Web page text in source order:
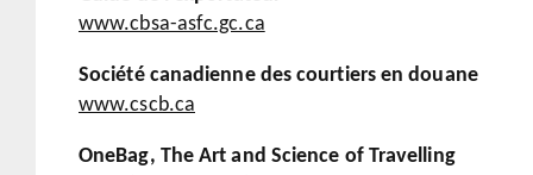
www.cbsa-asfc.gc.ca
Société canadienne des courtiers en douane
www.cscb.ca
OneBag, The Art and Science of Travelling